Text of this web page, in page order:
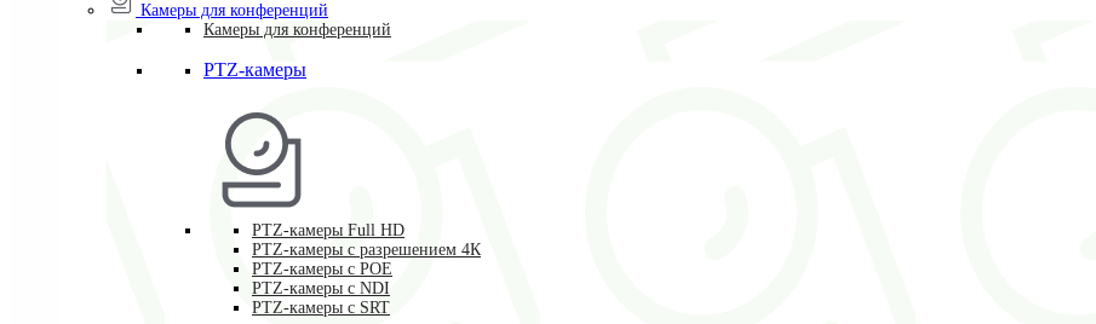
Камеры для конференций
Камеры для конференций
PTZ-камеры
PTZ-камеры Full HD
PTZ-камеры с разрешением 4К
PTZ-камеры с POE
PTZ-камеры c NDI
PTZ-камеры с SRT